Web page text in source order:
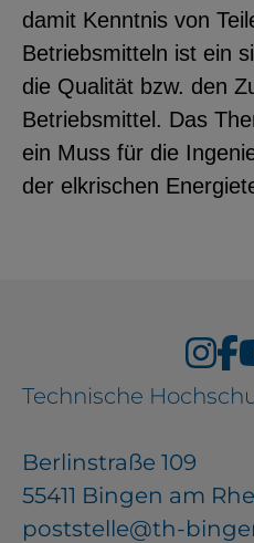
damit Kenntnis von
Betriebsmitteln ist ein
die Qualität bzw. den
Betriebsmittel. Das
ein Muss für die
der elkrischen
Technische
Berlinstraße 109
55411 Bingen am
poststelle@th-